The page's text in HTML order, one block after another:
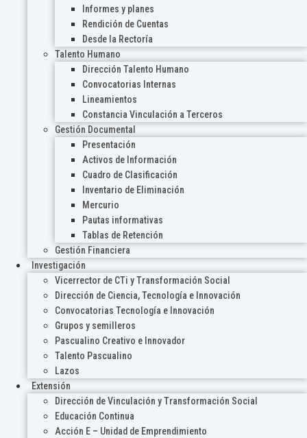
Informes y planes
Rendición de Cuentas
Desde la Rectoría
Talento Humano
Dirección Talento Humano
Convocatorias Internas
Lineamientos
Constancia Vinculación a Terceros
Gestión Documental
Presentación
Activos de Información
Cuadro de Clasificación
Inventario de Eliminación
Mercurio
Pautas informativas
Tablas de Retención
Gestión Financiera
Investigación
Vicerrector de CTi y Transformación Social
Dirección de Ciencia, Tecnología e Innovación
Convocatorias Tecnología e Innovación
Grupos y semilleros
Pascualino Creativo e Innovador
Talento Pascualino
Lazos
Extensión
Dirección de Vinculación y Transformación Social
Educación Continua
Acción E – Unidad de Emprendimiento